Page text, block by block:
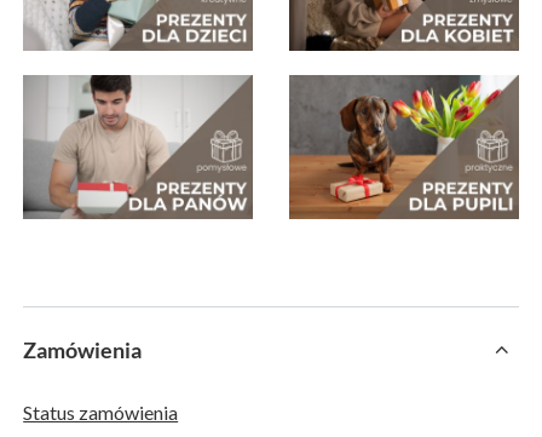
Zamówienia
Status zamówienia